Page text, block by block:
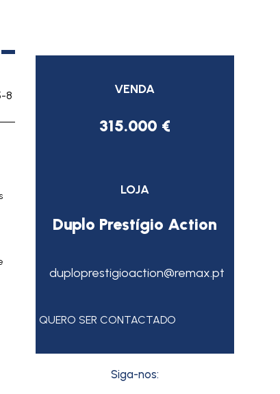
8 VENDA
315.000 €
LOJA
Duplo Prestígio Action
duploprestigioaction@remax.pt
QUERO SER CONTACTADO
Siga-nos: